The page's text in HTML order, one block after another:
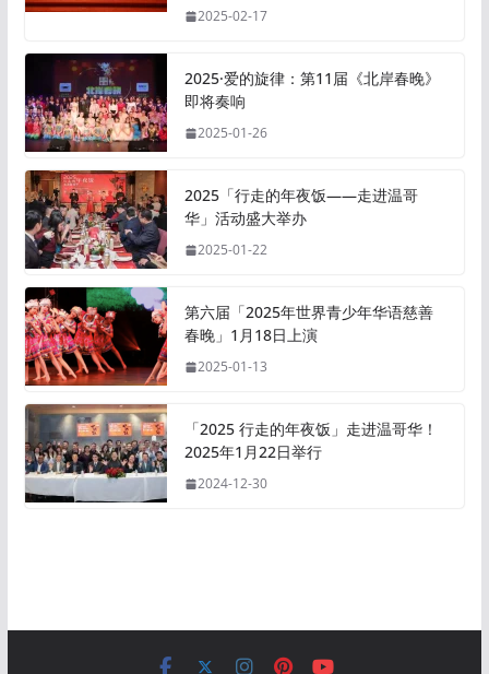
2025-02-17
2025·爱的旋律：第11届《北岸春晚》
即将奏响
2025-01-26
2025「行走的年夜饭——走进温哥
华」活动盛大举办
2025-01-22
第六届「2025年世界青少年华语慈善
春晚」1月18日上演
2025-01-13
「2025 行走的年夜饭」走进温哥华！
2025年1月22日举行
2024-12-30